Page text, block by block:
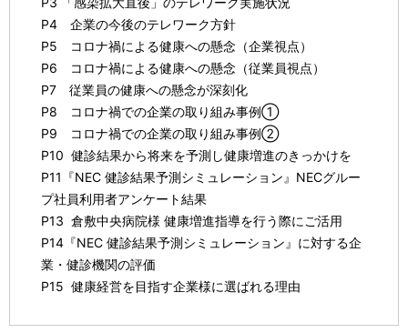
P4 企業の今後のテレワーク方針
P5 コロナ禍による健康への懸念（企業視点）
P6 コロナ禍による健康への懸念（従業員視点）
P7 従業員の健康への懸念が深刻化
P8 コロナ禍での企業の取り組み事例①
P9 コロナ禍での企業の取り組み事例②
P10 健診結果から将来を予測し健康増進のきっかけを
P11『NEC 健診結果予測シミュレーション』NECグルー
プ社員利用者アンケート結果
P13 倉敷中央病院様 健康増進指導を行う際にご活用
P14『NEC 健診結果予測シミュレーション』に対する企
業・健診機関の評価
P15 健康経営を目指す企業様に選ばれる理由